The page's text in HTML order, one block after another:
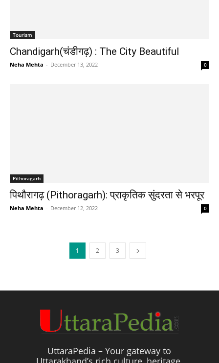
Tourism
Chandigarh(चंडीगढ़) : The City Beautiful
Neha Mehta - December 13, 2022 0
Pithoragarh
पिथौरागढ़ (Pithoragarh): प्राकृतिक सुंदरता से भरपूर
Neha Mehta - December 12, 2022 0
1 2 3
UttaraPedia – Your gateway to